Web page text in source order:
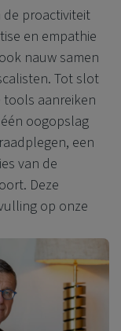
de proactiviteit
en empathie
nauw samen
Tot slot
aanreiken
oogopslag
een
van de
Deze
op onze